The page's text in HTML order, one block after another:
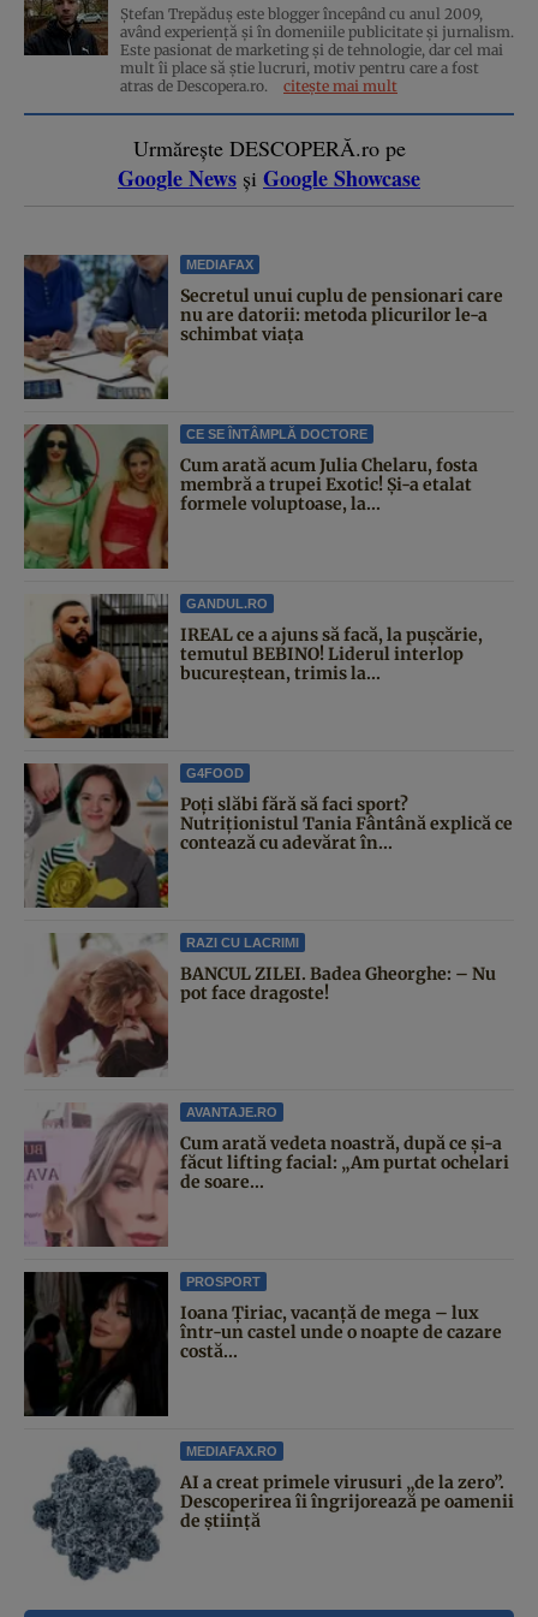
Ștefan Trepăduș este blogger începând cu anul 2009,
având experiență și în domeniile publicitate și jurnalism.
Este pasionat de marketing și de tehnologie, dar cel mai
mult îi place să știe lucruri, motiv pentru care a fost
atras de Descopera.ro.
citește mai mult
Urmărește DESCOPERĂ.ro pe
Google News și Google Showcase
MEDIAFAX
Secretul unui cuplu de pensionari care
nu are datorii: metoda plicurilor le-a
schimbat viața
CE SE ÎNTÂMPLĂ DOCTORE
Cum arată acum Julia Chelaru, fosta
membră a trupei Exotic! Și-a etalat
formele voluptoase, la...
GANDUL.RO
IREAL ce a ajuns să facă, la pușcărie,
temutul BEBINO! Liderul interlop
bucureștean, trimis la...
G4FOOD
Poți slăbi fără să faci sport?
Nutriționistul Tania Fântână explică ce
contează cu adevărat în...
RAZI CU LACRIMI
BANCUL ZILEI. Badea Gheorghe: – Nu
pot face dragoste!
AVANTAJE.RO
Cum arată vedeta noastră, după ce și-a
făcut lifting facial: „Am purtat ochelari
de soare...
PROSPORT
Ioana Țiriac, vacanță de mega – lux
într-un castel unde o noapte de cazare
costă...
MEDIAFAX.RO
AI a creat primele virusuri „de la zero”.
Descoperirea îi îngrijorează pe oamenii
de știință